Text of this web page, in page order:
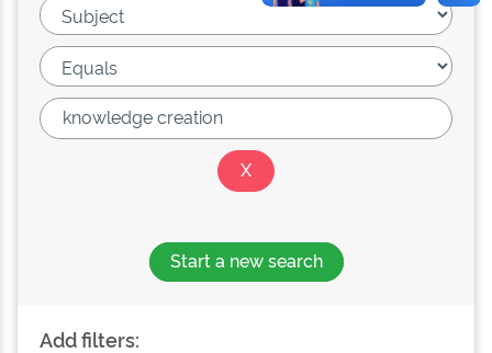
Start a new search
Add filters: